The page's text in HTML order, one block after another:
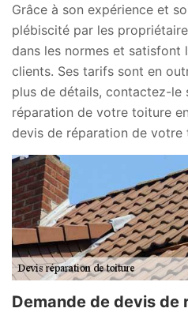
Grâce à son expérience et
plébiscité par les
dans les normes et satisfont
clients. Ses tarifs sont en
plus de détails, contactez-le
réparation de votre toiture
devis de réparation de votre
Demande de devis